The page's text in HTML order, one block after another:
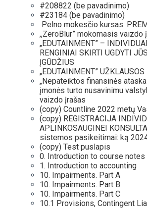
#208822 (be pavadinimo)
#23184 (be pavadinimo)
Pelno mokesčio kursas.
,,ZeroBlur” mokomasis vaizdo
„EDUTAINMENT” –
RENGINIAI SKIRTI UGDYTI
ĮGŪDŽIUS
„EDUTAINMENT”
„Nepateiktos finansinės
įmonės turto nusavinimu
vaizdo įrašas
(copy) Countline 2022 metų
(copy) REGISTRACIJA
APLINKOSAUGINEI
sistemos pasikeitimai: ką
(copy) Test puslapis
0. Introduction to course notes
1. Introduction to accounting
10. Impairments. Part A
10. Impairments. Part B
10. Impairments. Part C
10.1 Provisions, Contingent